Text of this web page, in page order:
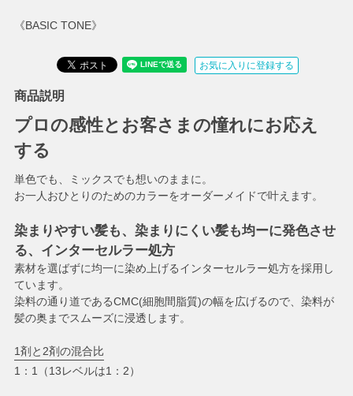
《BASIC TONE》
お気に入りに登録する
商品説明
プロの感性とお客さまの憧れにお応え
する
単色でも、ミックスでも想いのままに。
お一人おひとりのためのカラーをオーダーメイドで叶えます。
染まりやすい髪も、染まりにくい髪も均ーに発色させ
る、インターセルラー処方
素材を選ばずに均一に染め上げるインターセルラー処方を採用し
ています。
染料の通り道であるCMC(細胞間脂質)の幅を広げるので、染料が
髪の奥までスムーズに浸透します。
1剤と2剤の混合比
1：1（13レベルは1：2）